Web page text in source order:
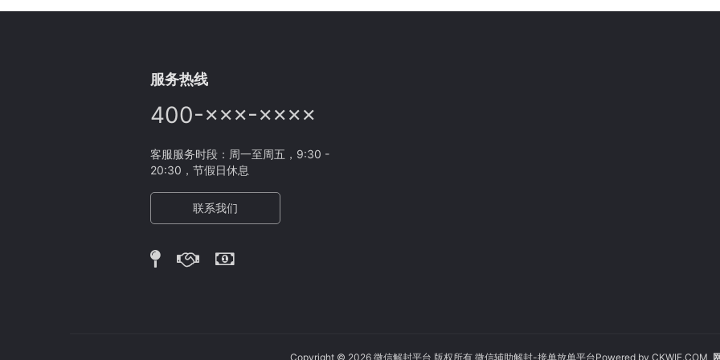
服务热线
400-×××-××××
客服服务时段：周一至周五，9:30 -
20:30，节假日休息
联系我们
Copyright © 2026 微信解封平台 版权所有 微信辅助解封-接单放单平台Powered by CKWIE.COM